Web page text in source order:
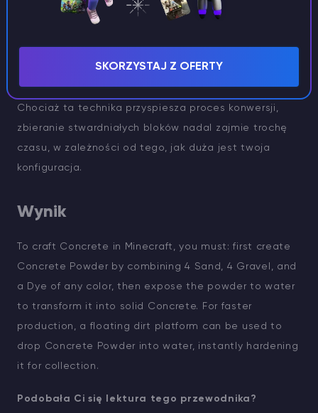
Chociaż ta technika przyspiesza proces konwersji,
zbieranie stwardniałych bloków nadal zajmie trochę
czasu, w zależności od tego, jak duża jest twoja
konfiguracja.
Wynik
To craft Concrete in Minecraft, you must: first create
Concrete Powder by combining 4 Sand, 4 Gravel, and
a Dye of any color, then expose the powder to water
to transform it into solid Concrete. For faster
production, a floating dirt platform can be used to
drop Concrete Powder into water, instantly hardening
it for collection.
Podobała Ci się lektura tego przewodnika?
SKORZYSTAJ Z OFERTY